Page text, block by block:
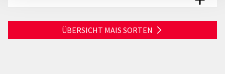
ÜBERSICHT MAIS SORTEN